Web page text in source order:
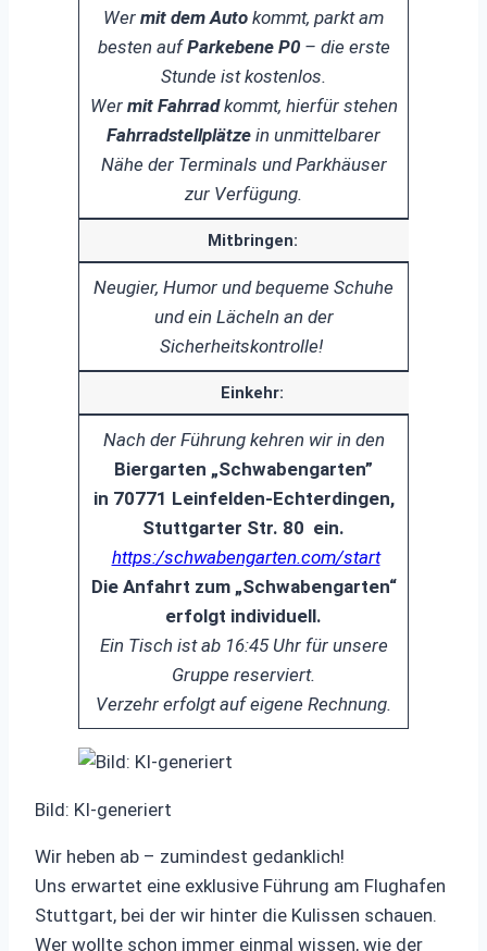
Wer mit dem Auto kommt, parkt am
besten aufParkebene P0– die erste
Stunde ist kostenlos.
Wer mit Fahrradkommt, hierfür stehen
Fahrradstellplätze in unmittelbarer
Nähe der Terminals und Parkhäuser
zur Verfügung.
Mitbringen:
Neugier, Humor und bequeme Schuhe
und ein Lächeln an der
Sicherheitskontrolle!
Einkehr:
Nach der Führung kehren wir in den
Biergarten „Schwabengarten”
in 70771 Leinfelden-Echterdingen,
Stuttgarter Str. 80 ein.
https:/schwabengarten.com/start
Die Anfahrt zum „Schwabengarten“
erfolgt individuell.
Ein Tisch ist ab 16:45 Uhr für unsere
Gruppe reserviert.
Verzehr erfolgt auf eigene Rechnung.
Bild: KI-generiert
Wir heben ab – zumindest gedanklich!
Uns erwartet eine exklusive Führung am Flughafen
Stuttgart, bei der wir hinter die Kulissen schauen.
Wer wollte schon immer einmal wissen, wie der